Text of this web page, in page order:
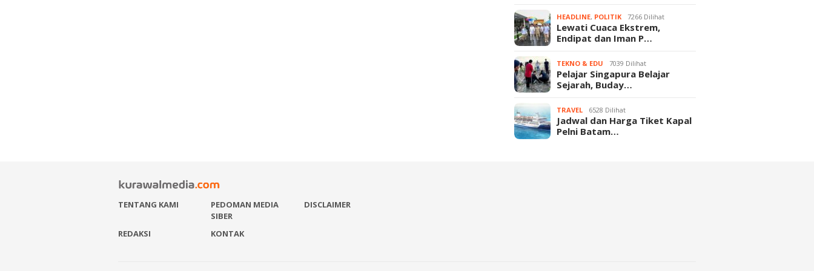
HEADLINE, POLITIK 7266 Dilihat
Lewati Cuaca Ekstrem,
Endipat dan Iman P…
TEKNO & EDU 7039 Dilihat
Pelajar Singapura Belajar
Sejarah, Buday…
TRAVEL 6528 Dilihat
Jadwal dan Harga Tiket Kapal
Pelni Batam…
TENTANG KAMI
PEDOMAN MEDIA
SIBER
DISCLAIMER
REDAKSI KONTAK